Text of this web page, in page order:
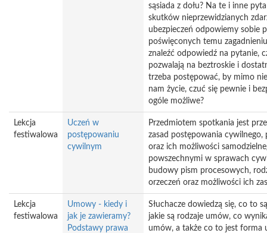
sąsiada z dołu? Na te i inne
skutków nieprzewidzianych
ubezpieczeń odpowiemy sobie
poświęconych temu
znaleźć odpowiedź na pytanie,
pozwalają na beztroskie i
trzeba postępować, by mimo
nam życie, czuć się pewnie i
ogóle możliwe?
Lekcja
festiwalowa
Uczeń w
postępowaniu
cywilnym
Przedmiotem spotkania jest
zasad postępowania
oraz ich możliwości
powszechnymi w sprawach
budowy pism procesowych,
orzeczeń oraz możliwości ich
Lekcja
festiwalowa
Umowy - kiedy i
jak je zawieramy?
Podstawy prawa
Słuchacze dowiedzą się, co to
jakie są rodzaje umów, co
umów, a także co to jest forma